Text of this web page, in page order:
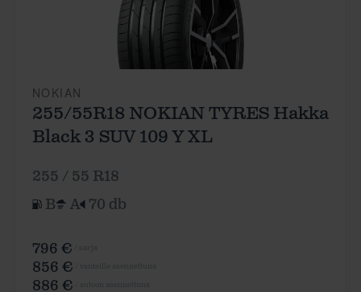
NOKIAN
255/55R18 NOKIAN TYRES Hakka
Black 3 SUV 109 Y XL
255 / 55 R18
B
A 70 db
796 €
856 €
886 €